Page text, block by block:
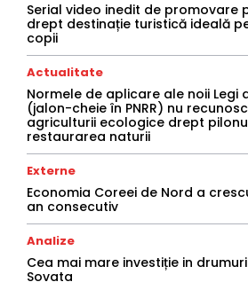
Serial video inedit de promovare
drept destinație turistică ideală
copii
Actualitate
Normele de aplicare ale noii Legi
(jalon-cheie în PNRR) nu
agriculturii ecologice drept
restaurarea naturii
Externe
Economia Coreei de Nord a
an consecutiv
Analize
Cea mai mare investiție in drumuri
Sovata